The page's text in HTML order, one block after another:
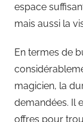
espace
mais aussi la
En termes de
magicien, la
demandées. Il
offres pour